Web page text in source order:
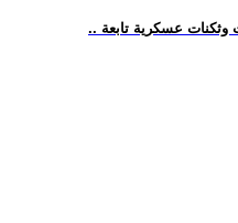
وثكنات عسكرية تابعة